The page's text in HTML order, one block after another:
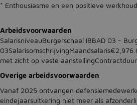
* Enthousiasme en een positieve
Arbeidsvoorwaarden
SalarisniveauBurgerschaal IBBAD 03 -
met zicht op vaste
Overige arbeidsvoorwaarden
Vanaf 2025 ontvangen
eindejaarsuitkering niet meer als